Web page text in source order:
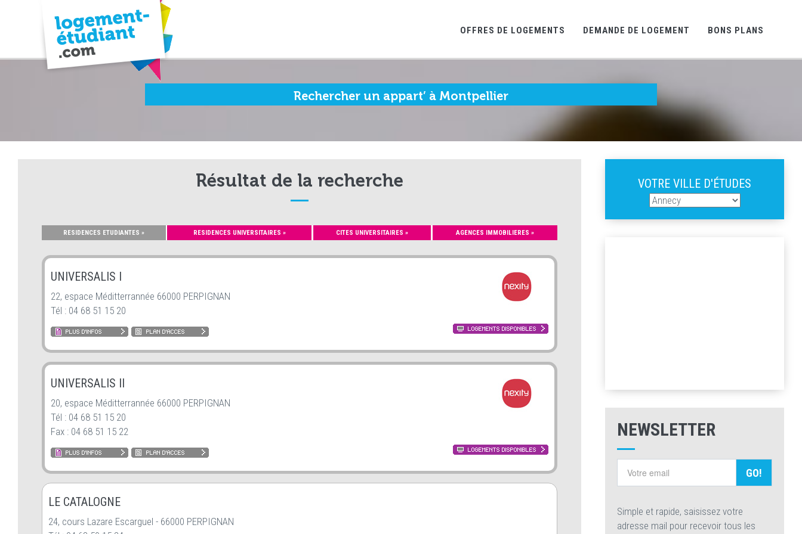
OFFRES DE LOGEMENTS DEMANDE DE LOGEMENT BONS PLANS
Rechercher un appart’ à Montpellier
VOTRE VILLE D'ÉTUDES
NEWSLETTER
GO!
Simple et rapide, saisissez votre
adresse mail pour recevoir tous les
Résultat de la recherche
RESIDENCES ETUDIANTES » RESIDENCES UNIVERSITAIRES » CITES UNIVERSITAIRES » AGENCES IMMOBILIERES »
UNIVERSALIS I
22, espace Méditterrannée 66000 PERPIGNAN
Tél : 04 68 51 15 20
UNIVERSALIS II
20, espace Méditterrannée 66000 PERPIGNAN
Tél : 04 68 51 15 20
Fax : 04 68 51 15 22
LE CATALOGNE
24, cours Lazare Escarguel - 66000 PERPIGNAN